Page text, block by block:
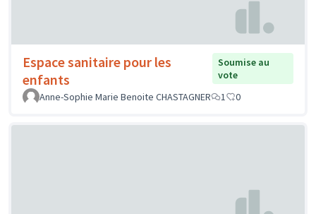
Espace sanitaire pour les
enfants
Soumise au
vote
Anne-Sophie Marie Benoite CHASTAGNER
1 0